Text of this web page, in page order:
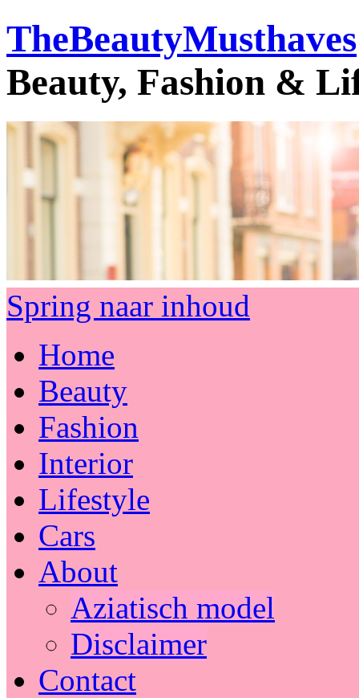
TheBeautyMusthaves
Beauty, Fashion &
Spring naar inhoud
Home
Beauty
Fashion
Interior
Lifestyle
Cars
About
Aziatisch model
Disclaimer
Contact